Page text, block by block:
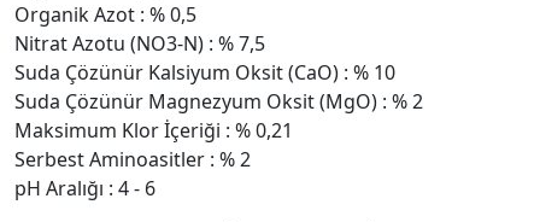
Organik Azot : % 0,5
Nitrat Azotu (NO3-N) : % 7,5
Suda Çözünür Kalsiyum Oksit (CaO) : % 10
Suda Çözünür Magnezyum Oksit (MgO) : % 2
Maksimum Klor İçeriği : % 0,21
Serbest Aminoasitler : % 2
pH Aralığı : 4 - 6